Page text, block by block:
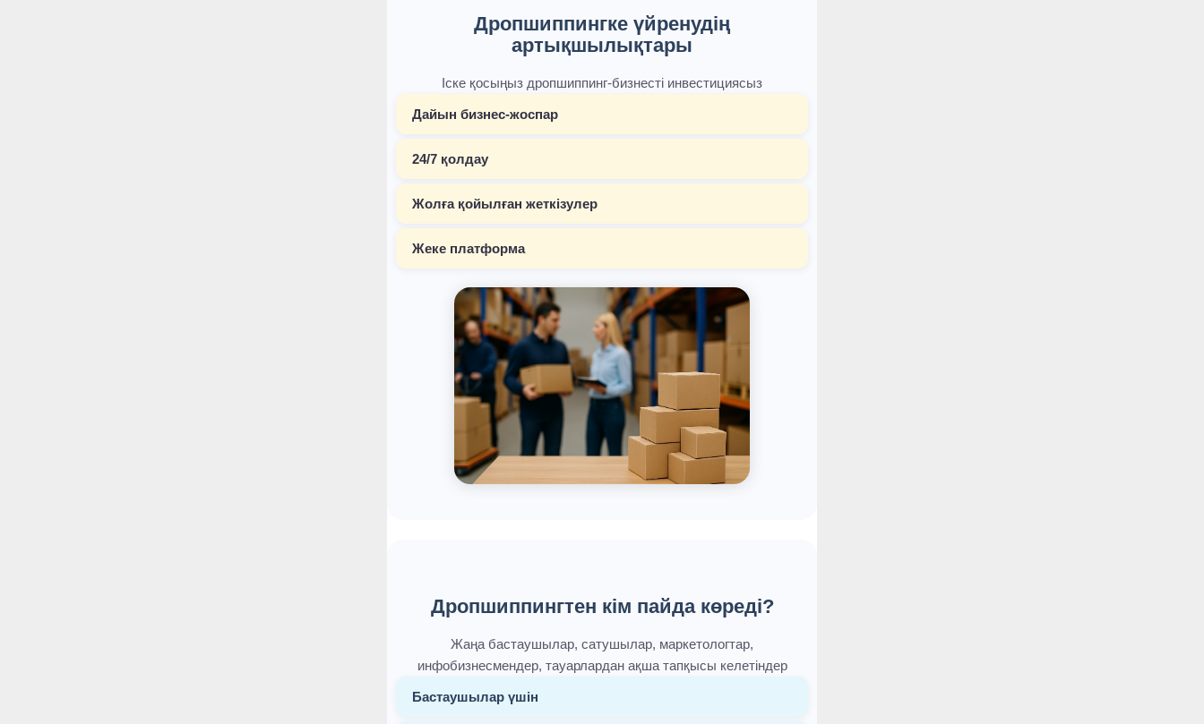
Дропшиппингке үйренудің
артықшылықтары
Іске қосыңыз дропшиппинг-бизнесті инвестициясыз
Дайын бизнес-жоспар
24/7 қолдау
Жолға қойылған жеткізулер
Жеке платформа
Дропшиппингтен кім пайда көреді?
Жаңа бастаушылар, сатушылар, маркетологтар,
инфобизнесмендер, тауарлардан ақша тапқысы келетіндер
Бастаушылар үшін